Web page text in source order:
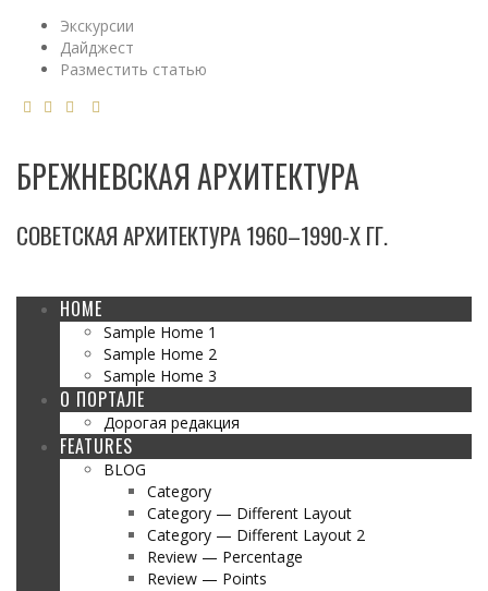
Экскурсии
Дайджест
Разместить статью
БРЕЖНЕВСКАЯ АРХИТЕКТУРА
СОВЕТСКАЯ АРХИТЕКТУРА 1960–1990-Х ГГ.
HOME
Sample Home 1
Sample Home 2
Sample Home 3
О ПОРТАЛЕ
Дорогая редакция
FEATURES
BLOG
Category
Category — Different Layout
Category — Different Layout 2
Review — Percentage
Review — Points